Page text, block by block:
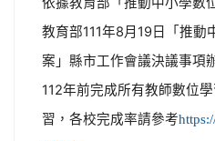
教育部111年8月19日「推動
案」縣市工作會議決議事項
112年前完成所有教師數位
習，各校完成率請參考